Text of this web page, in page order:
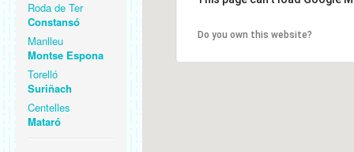
Roda de Ter
Constansó
Manlleu
Montse Espona
Torelló
Suriñach
Centelles
Mataró
Do you own this website?